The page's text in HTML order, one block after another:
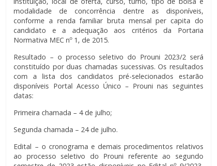
modalidade de concorrência dentre as disponíveis,
conforme a renda familiar bruta mensal per capita do
candidato e a adequação aos critérios da Portaria
Normativa MEC nº 1, de 2015.
Resultado – o processo seletivo do Prouni 2023/2 será
constituído por duas chamadas sucessivas. Os resultados
com a lista dos candidatos pré-selecionados estarão
disponíveis Portal Acesso Único – Prouni nas seguintes
datas:
Primeira chamada – 4 de julho;
Segunda chamada – 24 de julho.
Edital – o cronograma e demais procedimentos relativos
ao processo seletivo do Prouni referente ao segundo